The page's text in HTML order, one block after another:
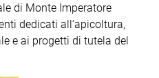
di Monte Imperatore
dedicati all’apicoltura,
e ai progetti di tutela del